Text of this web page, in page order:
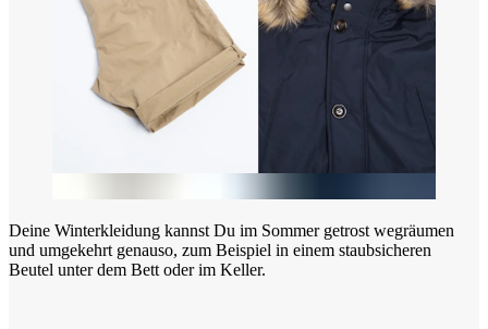
Deine Winterkleidung kannst Du im Sommer getrost wegräumen
und umgekehrt genauso, zum Beispiel in einem staubsicheren
Beutel unter dem Bett oder im Keller.